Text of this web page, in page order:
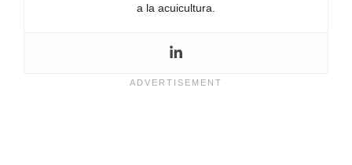
a la acuicultura.